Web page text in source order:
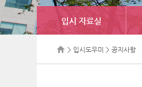
입시 자료실
> 입시도우미 > 공지사항